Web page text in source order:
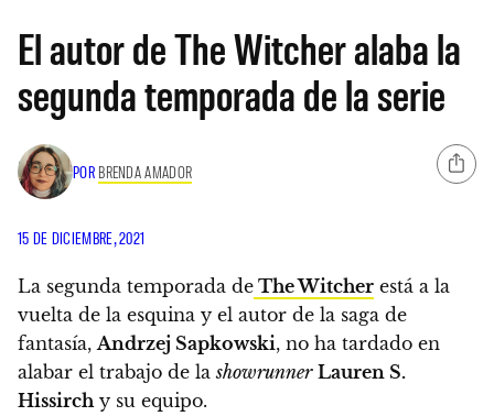
El autor de The Witcher alaba la
segunda temporada de la serie
POR BRENDA AMADOR
15 DE DICIEMBRE, 2021
La segunda temporada de The Witcher está a la
vuelta de la esquina y el autor de la saga de
fantasía, Andrzej Sapkowski, no ha tardado en
alabar el trabajo de lashowrunner Lauren S.
Hissirch y su equipo.